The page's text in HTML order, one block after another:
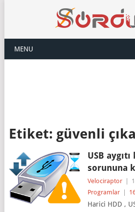
MENU
Etiket: güvenli
USB
sorununa
Velociraptor
Programlar
Harici HDD ,